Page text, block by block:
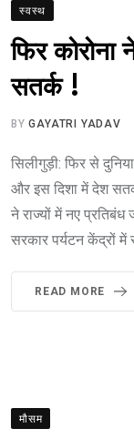
स्वस्थ
फिर
सतर्क !
BYGAYATRI YADAV
सिलीगुड़ी: फिर से
और इस दिशा में देश
ने राज्यों में नए
सरकार पर्यटन केंद्रों में
READ MORE
मौसम